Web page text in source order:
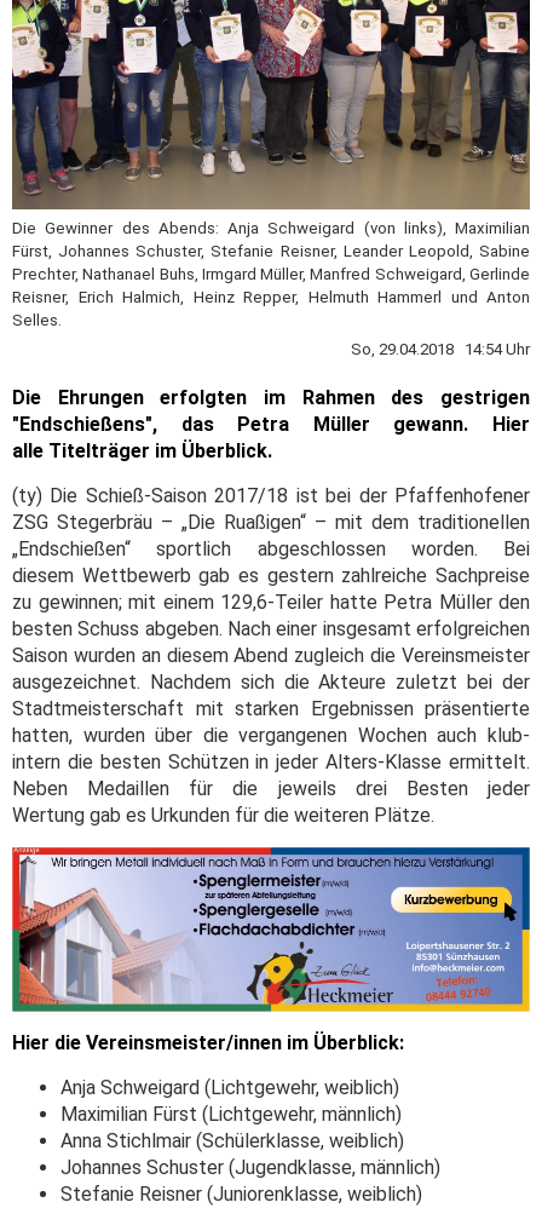
Die Gewinner des Abends: Anja Schweigard (von links), Maximilian
Fürst, Johannes Schuster, Stefanie Reisner, Leander Leopold, Sabine
Prechter, Nathanael Buhs, Irmgard Müller, Manfred Schweigard, Gerlinde
Reisner, Erich Halmich, Heinz Repper, Helmuth Hammerl und Anton
Selles.
So, 29.04.2018 14:54 Uhr
Die Ehrungen erfolgten im Rahmen des gestrigen
"Endschießens", das Petra Müller gewann. Hier
alle Titelträger im Überblick.
(ty) Die Schieß-Saison 2017/18 ist bei der Pfaffenhofener
ZSG Stegerbräu – „Die Ruaßigen“ – mit dem traditionellen
„Endschießen“ sportlich abgeschlossen worden. Bei
diesem Wettbewerb gab es gestern zahlreiche Sachpreise
zu gewinnen; mit einem 129,6-Teiler hatte Petra Müller den
besten Schuss abgeben. Nach einer insgesamt erfolgreichen
Saison wurden an diesem Abend zugleich die Vereinsmeister
ausgezeichnet. Nachdem sich die Akteure zuletzt bei der
Stadtmeisterschaft mit starken Ergebnissen präsentierte
hatten, wurden über die vergangenen Wochen auch klub-
intern die besten Schützen in jeder Alters-Klasse ermittelt.
Neben Medaillen für die jeweils drei Besten jeder
Wertung gab es Urkunden für die weiteren Plätze.
Hier die Vereinsmeister/innen im Überblick:
Anja Schweigard (Lichtgewehr, weiblich)
Maximilian Fürst (Lichtgewehr, männlich)
Anna Stichlmair (Schülerklasse, weiblich)
Johannes Schuster (Jugendklasse, männlich)
Stefanie Reisner (Juniorenklasse, weiblich)